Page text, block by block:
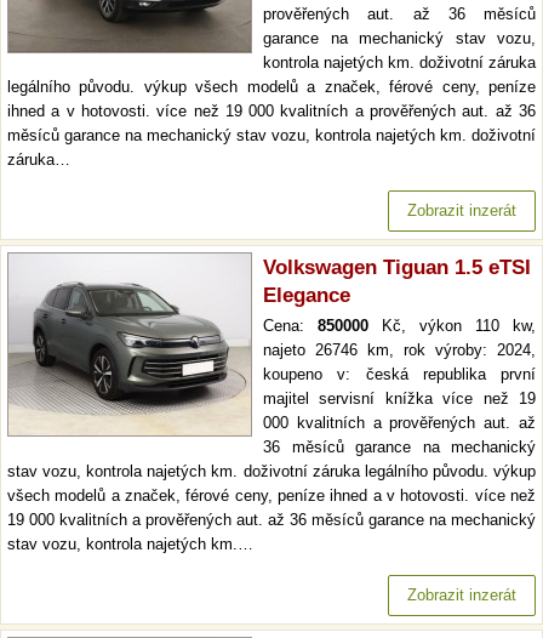
prověřených aut. až 36 měsíců
garance na mechanický stav vozu,
kontrola najetých km. doživotní záruka
legálního původu. výkup všech modelů a značek, férové ceny, peníze
ihned a v hotovosti. více než 19 000 kvalitních a prověřených aut. až 36
měsíců garance na mechanický stav vozu, kontrola najetých km. doživotní
záruka…
Zobrazit inzerát
Volkswagen Tiguan 1.5 eTSI
Elegance
Cena: 850000 Kč, výkon 110 kw,
najeto 26746 km, rok výroby: 2024,
koupeno v: česká republika první
majitel servisní knížka více než 19
000 kvalitních a prověřených aut. až
36 měsíců garance na mechanický
stav vozu, kontrola najetých km. doživotní záruka legálního původu. výkup
všech modelů a značek, férové ceny, peníze ihned a v hotovosti. více než
19 000 kvalitních a prověřených aut. až 36 měsíců garance na mechanický
stav vozu, kontrola najetých km.…
Zobrazit inzerát